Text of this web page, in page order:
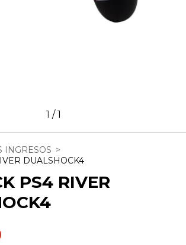
1 /1
INGRESOS >
DUALSHOCK4
PS4 RIVER